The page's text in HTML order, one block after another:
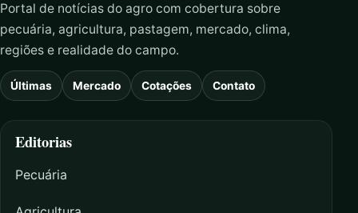
Portal de notícias do agro com cobertura sobre
pecuária, agricultura, pastagem, mercado, clima,
regiões e realidade do campo.
Últimas Mercado Cotações Contato
Editorias
Pecuária